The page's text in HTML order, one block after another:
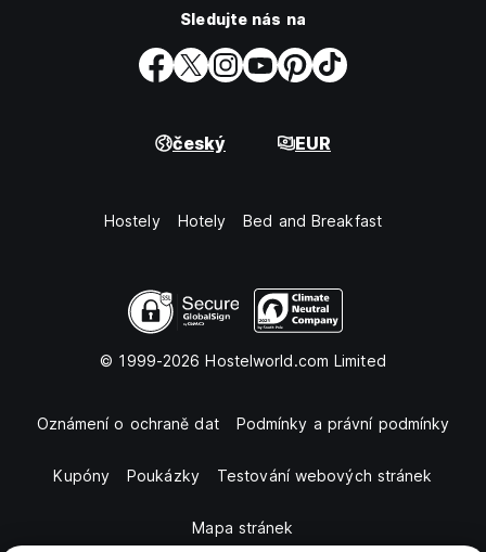
Sledujte nás na
český EUR
Hostely Hotely Bed and Breakfast
© 1999-2026 Hostelworld.com Limited
Oznámení o ochraně dat Podmínky a právní podmínky
Kupóny Poukázky Testování webových stránek
Mapa stránek